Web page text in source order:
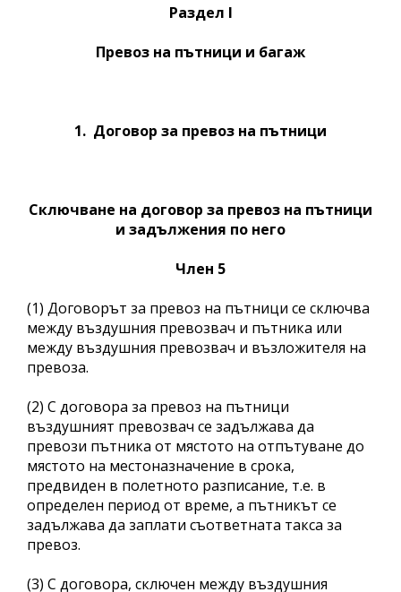
Раздел I
Превоз на пътници и багаж
1. Договор за превоз на пътници
Сключване на договор за превоз на пътници
и задължения по него
Член 5
(1) Договорът за превоз на пътници се сключва
между въздушния превозвач и пътника или
между въздушния превозвач и възложителя на
превоза.
(2) С договора за превоз на пътници
въздушният превозвач се задължава да
превози пътника от мястото на отпътуване до
мястото на местоназначение в срока,
предвиден в полетното разписание, т.е. в
определен период от време, а пътникът се
задължава да заплати съответната такса за
превоз.
(3) С договора, сключен между въздушния